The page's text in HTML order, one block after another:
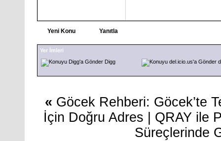
Yeni Konu Yanıtla
Yer İmleri
Digg
« Göcek Rehberi: Göcek’te
İçin Doğru Adres
QRAY ile
Süreçlerinde